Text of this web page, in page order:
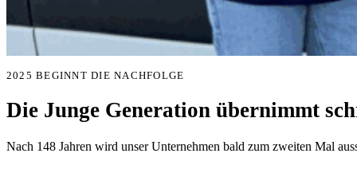
2025 BEGINNT DIE NACHFOLGE
Die Junge Generation übernimmt
Nach 148 Jahren wird unser Unternehmen bald zum zweiten Mal